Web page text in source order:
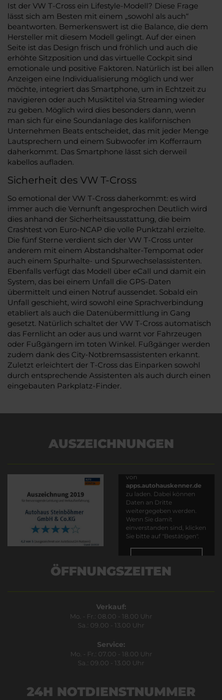
Ist der VW T-Cross ein Lifestyle-Modell? Diese Frage
lässt sich am Besten mit einem „sowohl als auch“
beantworten. Bemerkenswert ist die Balance, die dem
Hersteller mit diesem Modell gelingt. Auf der einen
Seite ist das Design frisch und fröhlich und auch die
erhöhte Sitzposition und das virtuelle Cockpit sind
emotionale und positive Faktoren. Natürlich ist bei allen
Anzeigen eine Individualisierung möglich und wer
möchte, integriert das Smartphone, um in Echtzeit zu
navigieren oder auch Musiktitel via Streaming wieder
zu geben. Möglich wird dies besonders dann, wenn
man sich für eine Soundanlage des kalifornischen
Unternehmen Beats entscheidet, das mit jeder Menge
Lautsprechern und einem Subwoofer im Kofferraum
daherkommt. Das Smartphone lässt sich derweil
kabellos aufladen.
Sicherheit des VW T-Cross
So emotional der VW T-Cross daherkommt: es wird
immer auch die Vernunft angesprochen Deutlich wird
dies anhand der Sicherheitsausstattung, die beim
Crashtest von Euro-NCAP die volle Punktzahl erzielte.
Die fünf Sterne verdient sich der VW T-Cross unter
anderem mit einem Abstandshalter-Tempomat oder
auch einem Spurhalte- und Spurwechselassistenten.
Ebenfalls verfügt das Modell über eCall und damit ein
System, das bei einem Unfall die GPS-Daten
übermittelt und einen Notruf aussendet. Sobald ein
Unfall geschieht, wird sowohl eine Sprachverbindung
etabliert als auch die Datenübermittlung in Gang
gesetzt. Natürlich schaltet der VW T-Cross automatisch
das Fernlicht an oder aus und warnt vor Fahrzeugen
oder Fußgängern im toten Winkel. Fußgänger werden
zudem dank des City-Notbremsassistenten erkannt.
Zuletzt erleichtert der T-Cross das Einparken sowohl
durch entsprechende Assistenten als auch durch einen
eingebauten Parkplatz-Finder.
AUSZEICHNUNGEN
von
apps.autohauskenner.de
zu laden. Dabei können
Daten an Dritte
weitergegeben werden.
Wenn Sie damit
einverstanden sind, klicken
Sie bitte auf "Bestätigen".
ÖFFNUNGSZEITEN
Verkauf:
Mo. - Fr.: 08.00 - 18.00 Uhr
Sa.: 09.00 - 13.00 Uhr
Service:
Mo. - Fr.: 07.00 - 18.00 Uhr
Sa.: 09.00 - 13.00 Uhr
24H NOTDIENSTNUMMER